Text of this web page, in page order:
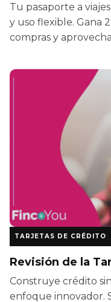
Tu pasaporte a
y uso flexible. Gana
compras y
TARJETAS DE CRÉDITO
Revisión de la
Construye crédito
enfoque innovador.